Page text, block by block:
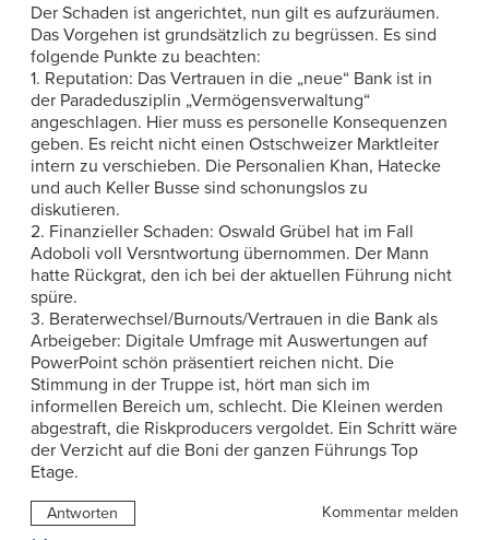
Der Schaden ist angerichtet, nun gilt es aufzuräumen.
Das Vorgehen ist grundsätzlich zu begrüssen. Es sind
folgende Punkte zu beachten:
1. Reputation: Das Vertrauen in die „neue“ Bank ist in
der Paradedusziplin „Vermögensverwaltung“
angeschlagen. Hier muss es personelle Konsequenzen
geben. Es reicht nicht einen Ostschweizer Marktleiter
intern zu verschieben. Die Personalien Khan, Hatecke
und auch Keller Busse sind schonungslos zu
diskutieren.
2. Finanzieller Schaden: Oswald Grübel hat im Fall
Adoboli voll Versntwortung übernommen. Der Mann
hatte Rückgrat, den ich bei der aktuellen Führung nicht
spüre.
3. Beraterwechsel/Burnouts/Vertrauen in die Bank als
Arbeigeber: Digitale Umfrage mit Auswertungen auf
PowerPoint schön präsentiert reichen nicht. Die
Stimmung in der Truppe ist, hört man sich im
informellen Bereich um, schlecht. Die Kleinen werden
abgestraft, die Riskproducers vergoldet. Ein Schritt wäre
der Verzicht auf die Boni der ganzen Führungs Top
Etage.
Antworten
Kommentar melden